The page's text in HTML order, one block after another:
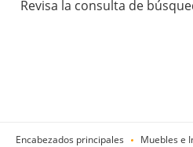
Revisa la consulta de
Encabezados principales Muebles e